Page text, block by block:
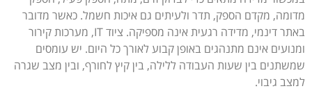
מדומה, מקדם הספק, תדר ולעיתים גם איכות חשמל. כאשר מדובר
באתר דינמי, מדידה רגעית אינה מספיקה. ציוד IT, מערכות קירור
ומנועים אינם מתנהגים באופן קבוע לאורך כל היום. יש עומסים
שמשתנים בין שעות העבודה ללילה, בין קיץ לחורף, ובין מצב שגרה
למצב גיבוי.